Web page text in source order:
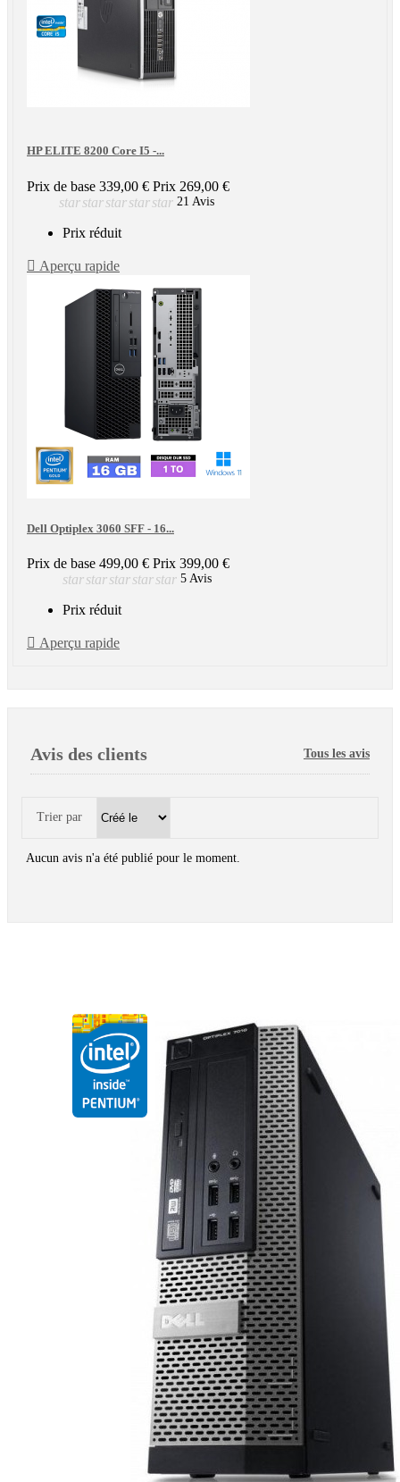
HP ELITE 8200 Core I5 -...
Prix de base 339,00 € Prix 269,00 €
starstarstarstarstar 21 Avis
Prix réduit
 Aperçu rapide
Dell Optiplex 3060 SFF - 16...
Prix de base 499,00 € Prix 399,00 €
star star star star star 5 Avis
Prix réduit
 Aperçu rapide
Avis des clients Tous les avis
Trier par
Aucun avis n'a été publié pour le moment.